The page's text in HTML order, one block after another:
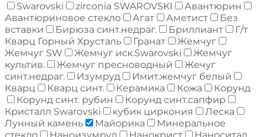
Swarovski zirconia SWAROVSKI
Авантюрин
Авантюриновое стекло
Агат Аметист
Без
вставки
Бирюза синт.недраг. Бриллиант
Г/т
Кварц Горный Хрусталь
Гранат
Жемчуг
Жемчуг SW
Жемчуг иск.Swarovski
Жемчуг
культив.
Жемчуг пресноводный
Жечуг
синт.недраг.
Изумруд
Имит.жемчуг белый
Кварц
Кварц синт. Керамика Кожа
Корунд
Корунд синт. рубин
Корунд синт.сапфир
Кристалл Swarovski
кубик циркония
Леска
Лунный камень
Майорика
Минеральное